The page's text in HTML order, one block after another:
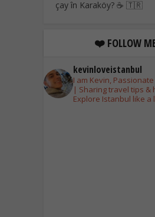
çay în Karaköy? ☕ 🇹🇷
❤️ FOLLOW
kevinloveistanbul
I am Kevin,
| Sharing travel tips &
Explore Istanbul like a